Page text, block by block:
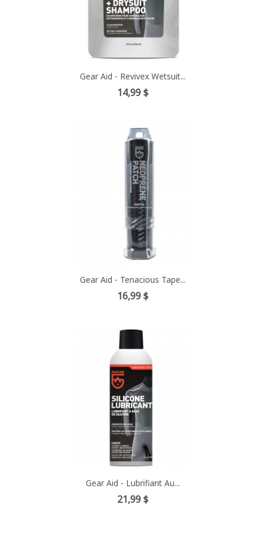
Gear Aid - Revivex Wetsuit...
Prix
14,99 $
Gear Aid - Tenacious Tape...
Prix
16,99 $
Gear Aid - Lubrifiant Au...
Prix
21,99 $